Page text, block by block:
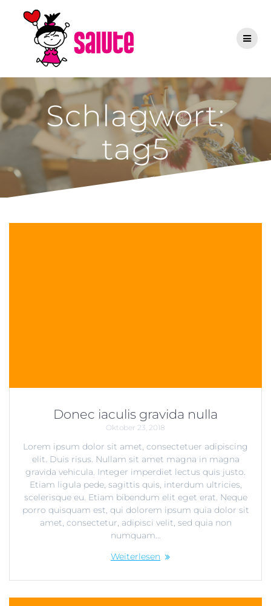
Schlagwort:
tag5
Donec iaculis gravida nulla
Oktober 23, 2018
Lorem ipsum dolor sit amet, consectetuer adipiscing
elit. Duis risus. Nullam sit amet magna in magna
gravida vehicula. Integer imperdiet lectus quis justo.
Etiam ligula pede, sagittis quis, interdum ultricies,
scelerisque eu. Etiam bibendum elit eget erat. Neque
porro quisquam est, qui dolorem ipsum quia dolor sit
amet, consectetur, adipisci velit, sed quia non
numquam…
Weiterlesen